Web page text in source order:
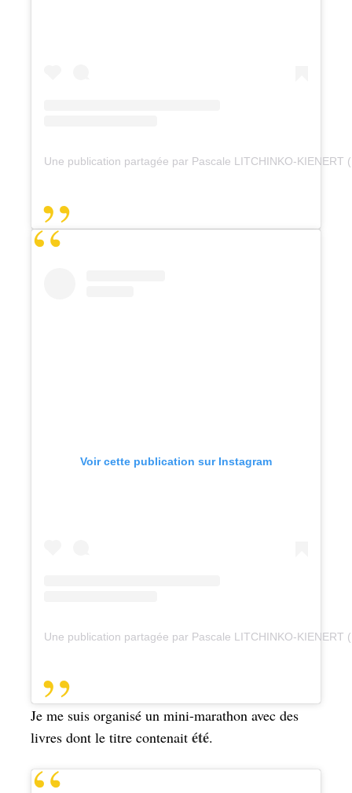
Une publication partagée par Pascale LITCHINKO-KIENERT
Voir cette publication sur Instagram
Une publication partagée par Pascale LITCHINKO-KIENERT
Je me suis organisé un mini-marathon avec des
livres dont le titre contenait été.